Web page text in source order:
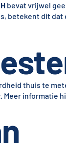
bevat vrijwel
betekent dit dat
thuis te
. Meer informatie